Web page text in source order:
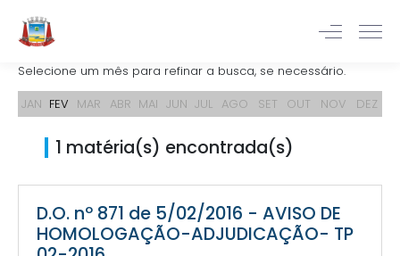
Selecione um mês para refinar a busca, se necessário.
JAN FEV MAR ABR MAI JUN JUL AGO SET OUT NOV DEZ
1 matéria(s) encontrada(s)
D.O. nº 871 de 5/02/2016 - AVISO DE
HOMOLOGAÇÃO-ADJUDICAÇÃO- TP